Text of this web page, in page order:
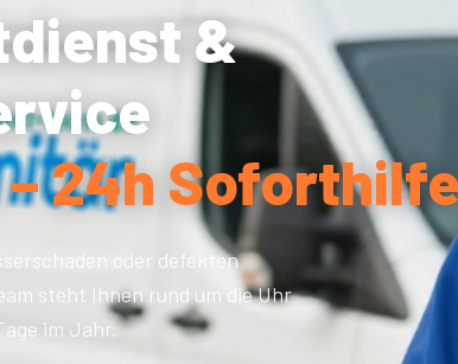
&
24h
oder defekten
steht Ihnen rund um die Uhr
im Jahr.